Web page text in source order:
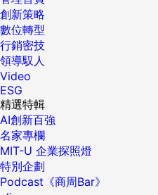
創新策略
數位轉型
行銷密技
領導馭人
Video
ESG
精選特輯
AI創新百強
名家專欄
MIT-U 企業探照燈
特別企劃
Podcast《商周Bar》